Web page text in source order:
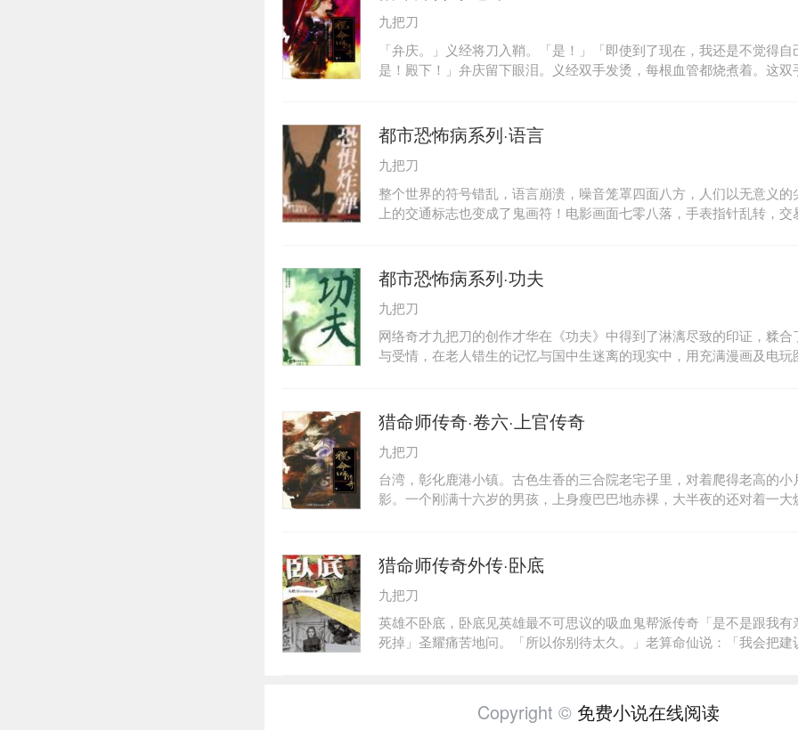
九把刀
「弁庆。」义经将刀入鞘。「是！」「即使到了现在，我还是不觉得
是！殿下！」弁庆留下眼泪。义经双手发烫，每根血管都烧煮着。这
都市恐怖病系列·语言
九把刀
整个世界的符号错乱，语言崩溃，噪音笼罩四面八方，人们以无意义
上的交通标志也变成了鬼画符！电影画面七零八落，手表指针乱转，
极至，或许很多人会认为字句太过曲折复杂，晦涩难懂，但作者正是
病患者的混乱矛盾表现得淋漓尽致，而且引经据典，更将作者在社会
发挥。
都市恐怖病系列·功夫
九把刀
网络奇才九把刀的创作才华在《功夫》中得到了淋漓尽致的印证，糅
与受情，在老人错生的记忆与国中生迷离的现实中，用充满漫画及电
猎命师传奇·卷六·上官传奇
九把刀
台湾，彰化鹿港小镇。古色生香的三合院老宅子里，对着爬得老高的
影。一个刚满十六岁的男孩，上身瘦巴巴地赤裸，大半夜的还对着一
猎命师传奇外传·卧底
九把刀
英雄不卧底，卧底见英雄最不可思议的吸血鬼帮派传奇「是不是跟我
死掉」圣耀痛苦地问。「所以你别待太久。」老算命仙说：「我会把
自生活。谁知在巧合下，他成了人类秘警，被派卧底在吸血鬼帮派中
许久不曾感受到的友情……《卧底》是九把刀最吸引人的故事之一，电
Copyright © 免费小说在线阅读